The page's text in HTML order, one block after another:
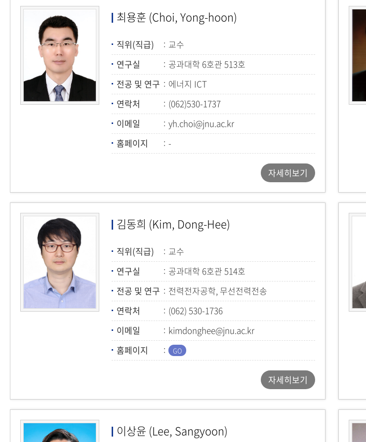
최용훈 (Choi, Yong-hoon)
직위(직급)
교수
연구실
공과대학 6호관 513호
전공 및 연구
에너지 ICT
연락처
(062)530-1737
이메일
yh.choi@jnu.ac.kr
홈페이지
-
자세히보기
김동희 (Kim, Dong-Hee)
직위(직급)
교수
연구실
공과대학 6호관 514호
전공 및 연구
전력전자공학, 무선전력전송
연락처
(062) 530-1736
이메일
kimdonghee@jnu.ac.kr
홈페이지
자세히보기
이상윤 (Lee, Sangyoon)